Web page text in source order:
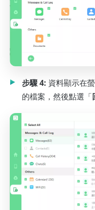
步驟 4: 資料顯示在
的檔案，然後點選「